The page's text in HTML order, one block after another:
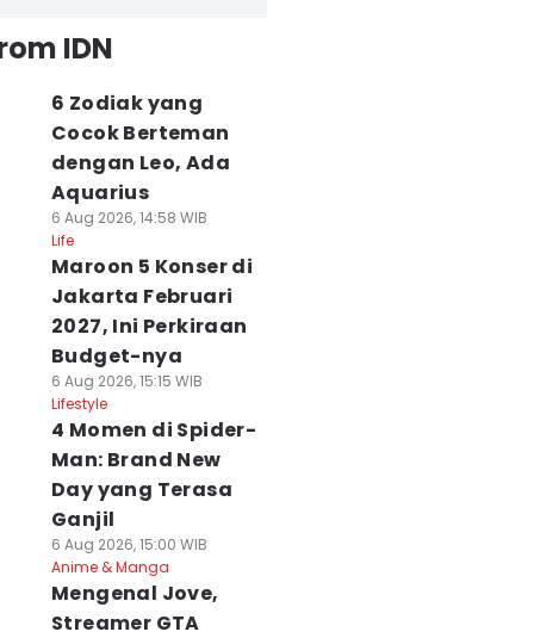
IDN
6 Zodiak yang
Cocok Berteman
dengan Leo, Ada
Aquarius
6 Aug 2026, 14:58 WIB
Life
Maroon 5 Konser di
Jakarta Februari
2027, Ini Perkiraan
Budget-nya
6 Aug 2026, 15:15 WIB
Lifestyle
4 Momen di Spider-
Man: Brand New
Day yang Terasa
Ganjil
6 Aug 2026, 15:00 WIB
Anime & Manga
Mengenal Jove,
Streamer GTA